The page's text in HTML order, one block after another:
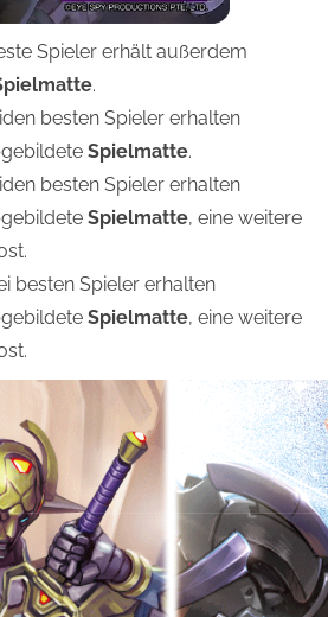
Spieler erhält außerdem
.
besten Spieler erhalten
Spielmatte.
besten Spieler erhalten
Spielmatte, eine weitere
besten Spieler erhalten
Spielmatte, eine weitere